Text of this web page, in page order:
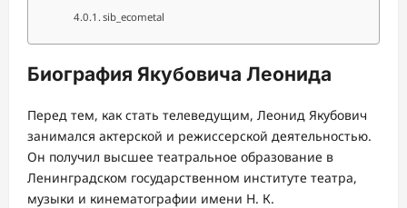
sib_ecometal
Биография Якубовича Леонида
Перед тем, как стать телеведущим, Леонид Якубович
занимался актерской и режиссерской деятельностью.
Он получил высшее театральное образование в
Ленинградском государственном институте театра,
музыки и кинематографии имени Н. К.